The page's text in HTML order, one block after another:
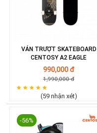
VÁN TRƯỢT SKATEBOARD
CENTOSY A2 EAGLE
990,000 đ
1,990,000 đ
(59 nhận xét)
-56%